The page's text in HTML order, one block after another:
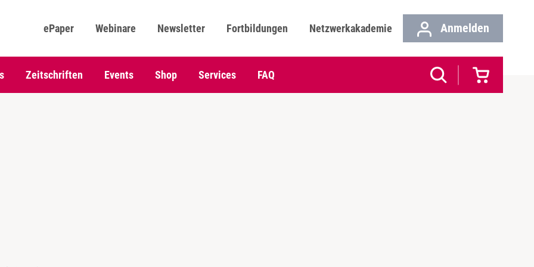
ePaper Webinare Newsletter Fortbildungen Netzwerkakademie Anmelden
Zeitschriften Events Shop Services FAQ